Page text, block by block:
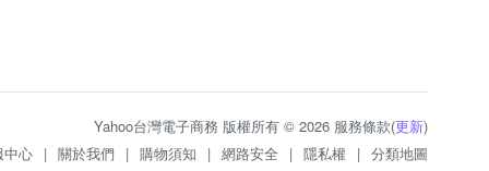
Yahoo台灣電子商務 版權所有 © 2026 服務條款(更新)
中心 | 關於我們 | 購物須知 | 網路安全 | 隱私權 | 分類地圖